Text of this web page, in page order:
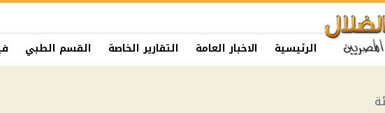
الرئيسية الاخبار العامة التقارير الخاصة القسم الطبي